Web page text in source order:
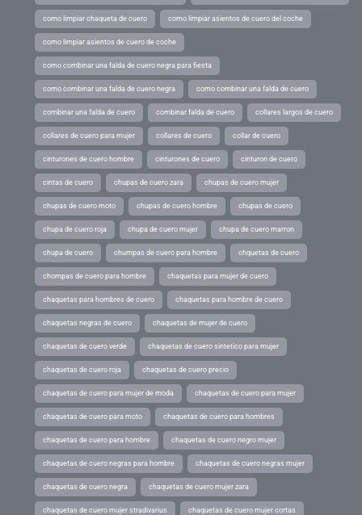
como limpiar chaqueta de cuero como limpiar asientos de cuero del coche
como limpiar asientos de cuero de coche
como combinar una falda de cuero negra para fiesta
como combinar una falda de cuero negra como combinar una falda de cuero
combinar una falda de cuero combinar falda de cuero collares largos de cuero
collares de cuero para mujer collares de cuero collar de cuero
cinturones de cuero hombre cinturones de cuero cinturon de cuero
cintas de cuero chupas de cuero zara chupas de cuero mujer
chupas de cuero moto chupas de cuero hombre chupas de cuero
chupa de cuero roja chupa de cuero mujer chupa de cuero marron
chupa de cuero chumpas de cuero para hombre chquetas de cuero
chompas de cuero para hombre chaquetas para mujer de cuero
chaquetas para hombres de cuero chaquetas para hombre de cuero
chaquetas negras de cuero chaquetas de mujer de cuero
chaquetas de cuero verde chaquetas de cuero sintetico para mujer
chaquetas de cuero roja chaquetas de cuero precio
chaquetas de cuero para mujer de moda chaquetas de cuero para mujer
chaquetas de cuero para moto chaquetas de cuero para hombres
chaquetas de cuero para hombre chaquetas de cuero negro mujer
chaquetas de cuero negras para hombre chaquetas de cuero negras mujer
chaquetas de cuero negra chaquetas de cuero mujer zara
chaquetas de cuero mujer stradivarius chaquetas de cuero mujer cortas